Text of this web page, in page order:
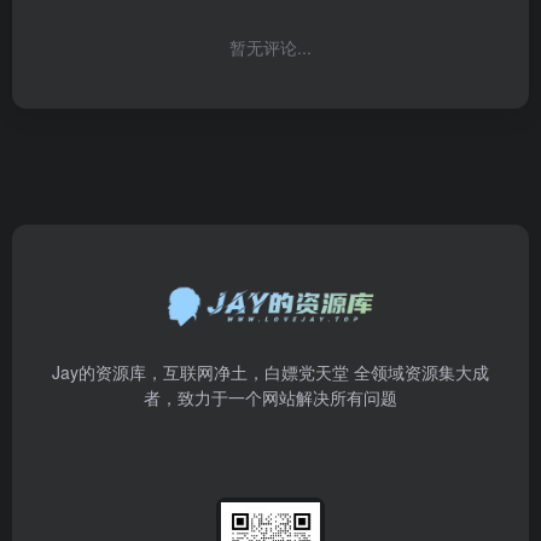
暂无评论...
Jay的资源库，互联网净土，白嫖党天堂 全领域资源集大成
者，致力于一个网站解决所有问题